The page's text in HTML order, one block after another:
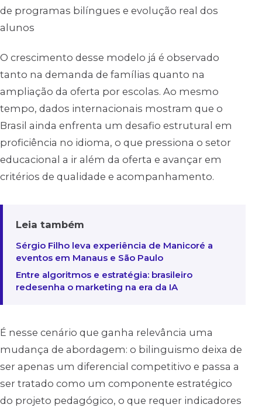
de programas bilíngues e evolução real dos
alunos
O crescimento desse modelo já é observado
tanto na demanda de famílias quanto na
ampliação da oferta por escolas. Ao mesmo
tempo, dados internacionais mostram que o
Brasil ainda enfrenta um desafio estrutural em
proficiência no idioma, o que pressiona o setor
educacional a ir além da oferta e avançar em
critérios de qualidade e acompanhamento.
Leia também
Sérgio Filho leva experiência de Manicoré a
eventos em Manaus e São Paulo
Entre algoritmos e estratégia: brasileiro
redesenha o marketing na era da IA
É nesse cenário que ganha relevância uma
mudança de abordagem: o bilinguismo deixa de
ser apenas um diferencial competitivo e passa a
ser tratado como um componente estratégico
do projeto pedagógico, o que requer indicadores